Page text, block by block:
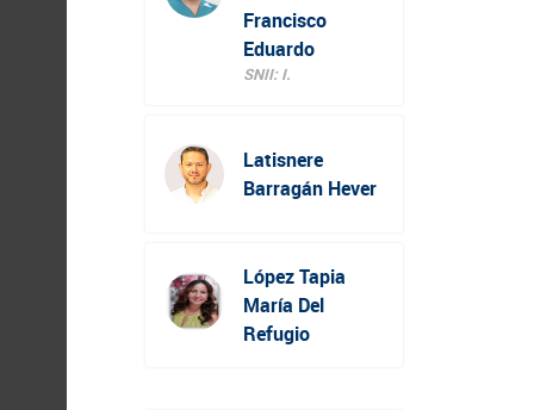
Francisco
Eduardo
SNII: I.
Latisnere
Barragán Hever
López Tapia
María Del
Refugio